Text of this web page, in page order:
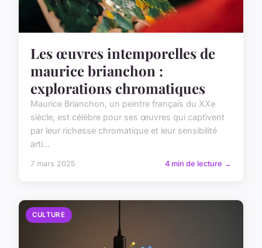
Les œuvres intemporelles de
maurice brianchon :
explorations chromatiques
Maurice Brianchon, un peintre français du XXe
siècle, est célèbre pour ses œuvres qui captivent
par leur richesse chromatique et leur sensibilité
arti...
7 mars 2025 4 min de lecture →
CULTURE